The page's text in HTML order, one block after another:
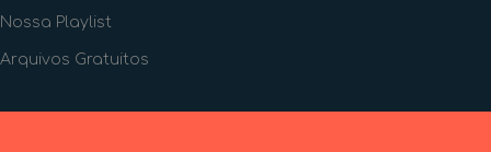
Nossa Playlist
Arquivos Gratuitos